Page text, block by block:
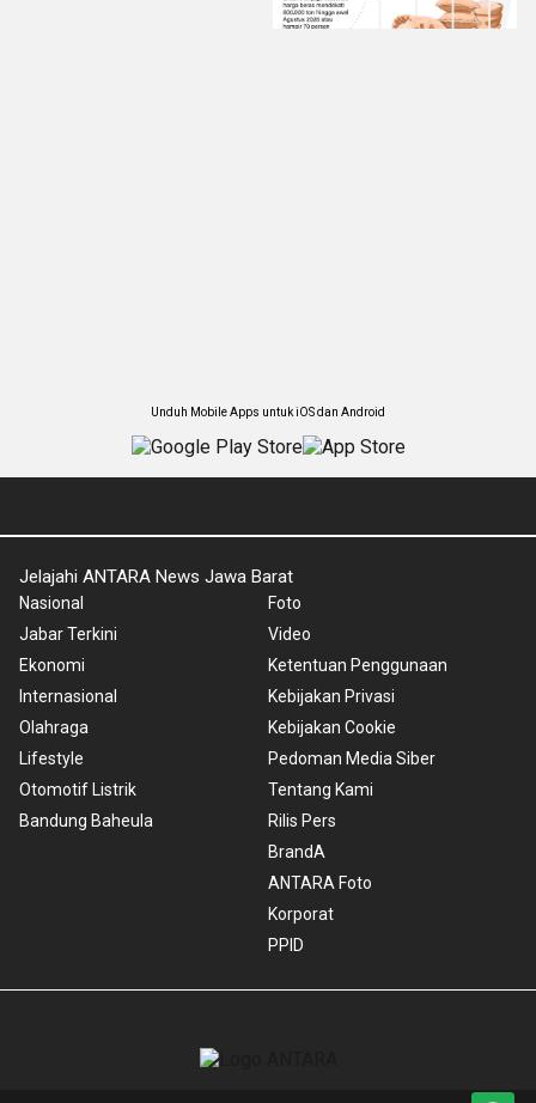
Unduh Mobile Apps untuk iOS dan Android
Jelajahi ANTARA News Jawa Barat
Nasional
Jabar Terkini
Ekonomi
Internasional
Olahraga
Lifestyle
Otomotif Listrik
Bandung Baheula
Foto
Video
Ketentuan Penggunaan
Kebijakan Privasi
Kebijakan Cookie
Pedoman Media Siber
Tentang Kami
Rilis Pers
BrandA
ANTARA Foto
Korporat
PPID